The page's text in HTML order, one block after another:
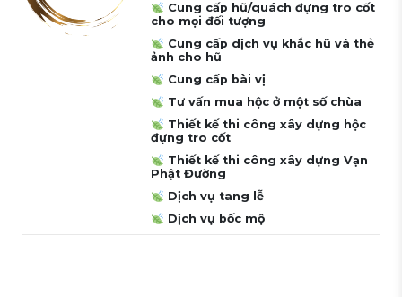
Cung cấp hũ/quách đựng tro cốt
cho mọi đối tượng
Cung cấp dịch vụ khắc hũ và thẻ
ảnh cho hũ
Cung cấp bài vị
Tư vấn mua hộc ở một số chùa
Thiết kế thi công xây dựng hộc
đựng tro cốt
Thiết kế thi công xây dựng Vạn
Phật Đường
Dịch vụ tang lễ
Dịch vụ bốc mộ